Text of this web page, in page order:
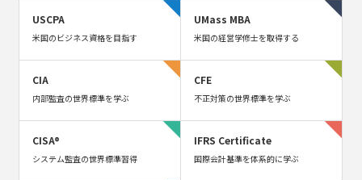
USCPA
米国のビジネス資格を目指す
UMass MBA
米国の経営学修士を取得する
CIA
内部監査の世界標準を学ぶ
CFE
不正対策の世界標準を学ぶ
CISA®
システム監査の世界標準習得
IFRS Certificate
国際会計基準を体系的に学ぶ